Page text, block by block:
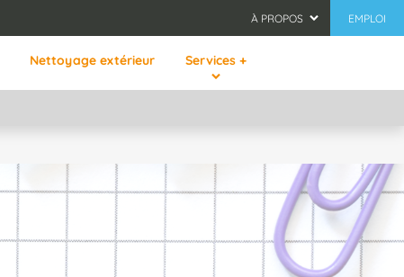
À PROPOS EMPLOI
Nettoyage extérieur Services +